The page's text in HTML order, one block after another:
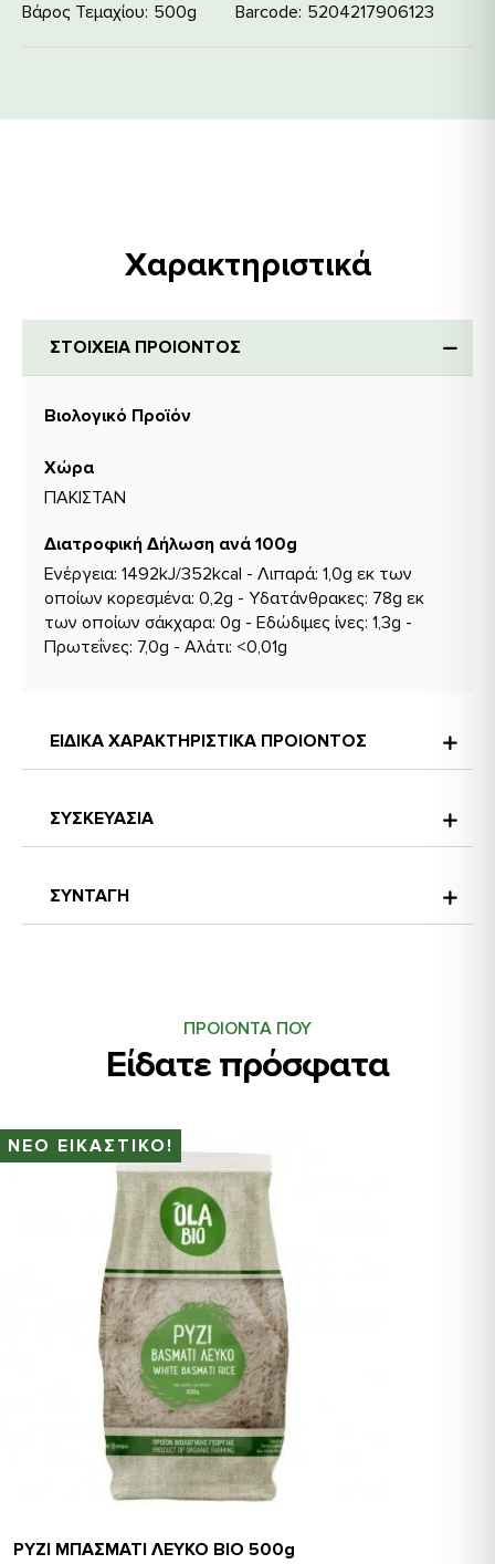
Βάρος Τεμαχίου 500g Barcode 5204217906123
Χαρακτηριστικά
ΣΤΟΙΧΕΙΑ ΠΡΟΙΟΝΤΟΣ
Βιολογικό Προϊόν
Χώρα
ΠΑΚΙΣΤΑΝ
Διατροφική Δήλωση ανά 100g
Ενέργεια: 1492kJ/352kcal - Λιπαρά: 1,0g εκ των
οποίων κορεσμένα: 0,2g - Υδατάνθρακες: 78g εκ
των οποίων σάκχαρα: 0g - Εδώδιμες ίνες: 1,3g -
Πρωτεΐνες: 7,0g - Αλάτι: <0,01g
ΣΥΝΤΑΓΗ
1 φλιτζάνι ρύζι μπασμάτι OLA BIO
1 3/4 του φλιτζανιού νερό
Αλάτι, πιπέρι
2 κ.σ. ψιλοκομμένο μαϊντανό
1 κ.σ. ψιλοκομμένο άνιθο
1/2 φινόκιο ψιλοκομμένο
ΕΚΤΕΛΕΣΗ
Βάλτε το ρύζι με το νερό και το βούτυρο σε ένα
κατσαρολάκι και αφήστε να πάρει βράση. Χαμηλώστε
τη φωτιά στο μισό, σκεπάστε το κατσαρολάκι και
αφήστε το ρύζι να τραβήξει τα υγρά για 15 λεπτά.
Τέλος, σβήστε τη φωτιά και αφήστε το ρύζι να σταθεί.
Τέλος προσθέστε το μαϊντανό, τον άνηθο και το
φινόκιο. Αλατοπιπερώστε και ανακατέψτε ζωηρά με
ένα πιρούνι να αφρατέψει.
Σερβίρετε ζεστό.
ΕΙΔΙΚΑ ΧΑΡΑΚΤΗΡΙΣΤΙΚΑ ΠΡΟΙΟΝΤΟΣ
ΣΥΣΚΕΥΑΣΙΑ
ΠΡΟΙΟΝΤΑ ΠΟΥ
Είδατε πρόσφατα
ΝΕΟ ΕΙΚΑΣΤΙΚΟ!
ΡΥΖΙ ΜΠΑΣΜΑΤΙ ΛΕΥΚΟ ΒΙΟ 500g